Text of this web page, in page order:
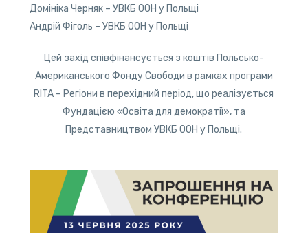
Домініка Черняк – УВКБ ООН у Польщі
Андрій Фіголь – УВКБ ООН у Польщі
Цей захід співфінансується з коштів Польсько-
Американського Фонду Свободи в рамках програми
RITA – Регіони в перехідний період, що реалізується
Фундацією «Освіта для демократії», та
Представництвом УВКБ ООН у Польщі.